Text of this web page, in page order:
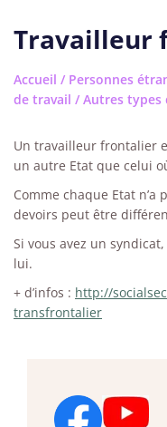
Travailleur
Accueil / Personnes
de travail / Autres types
Un travailleur frontalier
un autre Etat que celui
Comme chaque Etat
devoirs peut être
Si vous avez un
lui.
+ d’infos : http://
transfrontalier